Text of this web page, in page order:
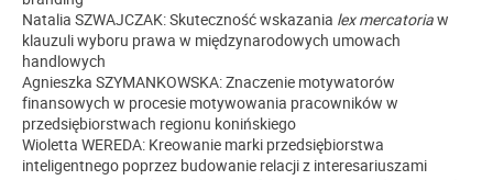
Natalia SZWAJCZAK: Skuteczność wskazania lex mercatoriaw
klauzuli wyboru prawa w międzynarodowych umowach
handlowych
Agnieszka SZYMANKOWSKA: Znaczenie motywatorów
finansowych w procesie motywowania pracowników w
przedsiębiorstwach regionu konińskiego
Wioletta WEREDA: Kreowanie marki przedsiębiorstwa
inteligentnego poprzez budowanie relacji z interesariuszami